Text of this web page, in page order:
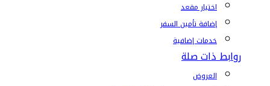
اختيار مقعد
إضافة تأمين السفر
خدمات إضافية
روابط ذات صلة
العروض